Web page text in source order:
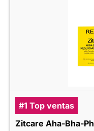
#1 Top ventas
Zitcare Aha-Bha-